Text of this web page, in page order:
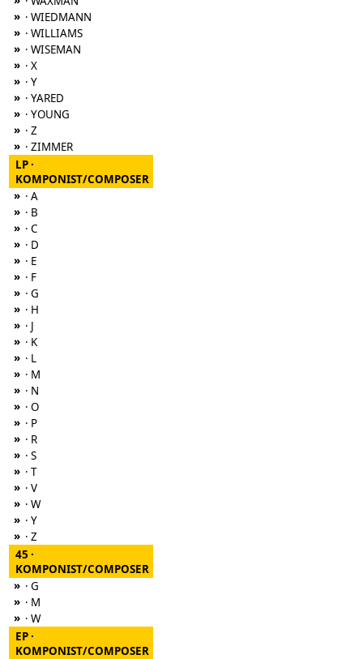
» · WIEDMANN
» · WILLIAMS
» · WISEMAN
» · X
» · Y
» · YARED
» · YOUNG
» · Z
» · ZIMMER
LP ·
KOMPONIST/COMPOSER
» · A
» · B
» · C
» · D
» · E
» · F
» · G
» · H
» · J
» · K
» · L
» · M
» · N
» · O
» · P
» · R
» · S
» · T
» · V
» · W
» · Y
» · Z
45 ·
KOMPONIST/COMPOSER
» · G
» · M
» · W
EP ·
KOMPONIST/COMPOSER